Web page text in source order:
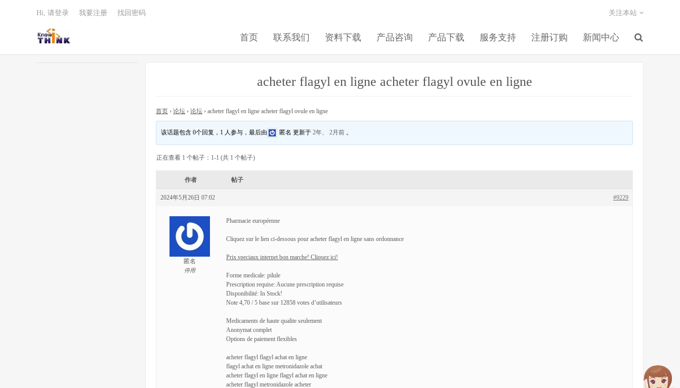
首页 联系我们 资料下载 产品咨询 产品下载 服务支持 注册订购 新闻中心
关注本站
Hi, 请登录 我要注册 找回密码
acheter flagyl en ligne acheter flagyl ovule en ligne
首页 › 论坛 › 论坛 › acheter flagyl en ligne acheter flagyl ovule en ligne
该话题包含 0个回复，1 人参与，最后由 匿名 更新于2年、 2月前 。
正在查看 1 个帖子：1-1 (共 1 个帖子)
作者 帖子
2024年5月26日 07:02 #9229
匿名
停用
Pharmacie européenne
Cliquez sur le lien ci-dessous pour acheter flagyl en ligne sans ordonnance
Prix speciaux internet bon marche! Cliquez ici!
Forme medicale: pilule
Prescription requise: Aucune prescription requise
Disponibilité: In Stock!
Note 4,70 / 5 base sur 12858 votes d’utilisateurs
Medicaments de haute qualite seulement
Anonymat complet
Options de paiement flexibles
acheter flagyl flagyl achat en ligne
flagyl achat en ligne metronidazole achat
acheter flagyl en ligne flagyl achat en ligne
acheter flagyl metronidazole acheter